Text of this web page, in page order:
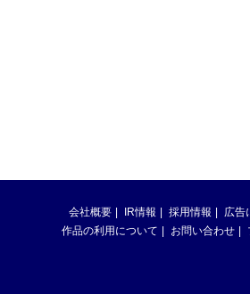
会社概要 IR情報 採用情報 広告
作品の利用について
お問い合わせ